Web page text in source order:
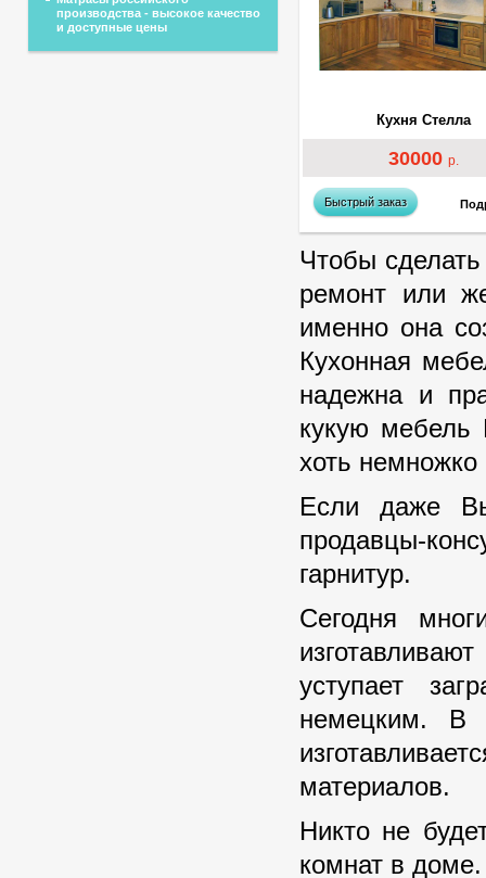
30000р.
Кухня Стелла
Быстрый заказ
Чтобы
ремонт или
именно она
Кухонная
надежна и
кукую мебель
хоть немножко
Если даже
продавцы-
гарнитур.
Сегодня
уступает
немецким. В
материалов.
Никто не
комнат в
производства - высокое качество
и доступные цены